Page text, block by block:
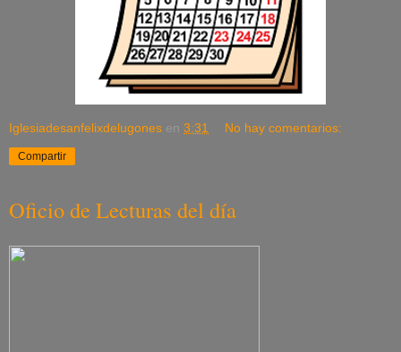
Iglesiadesanfelixdelugones en 3:31 No hay comentarios:
Compartir
Oficio de Lecturas del día